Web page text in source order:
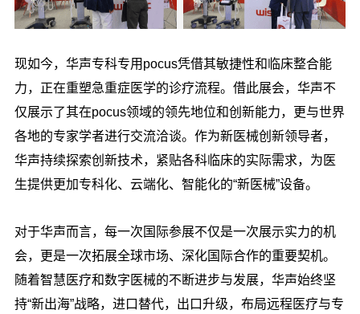
现如今，华声专科专用pocus凭借其敏捷性和临床整合能
力，正在重塑急重症医学的诊疗流程。借此展会，华声不
仅展示了其在pocus领域的领先地位和创新能力，更与世界
各地的专家学者进行交流洽谈。作为新医械创新领导者，
华声持续探索创新技术，紧贴各科临床的实际需求，为医
生提供更加专科化、云端化、智能化的“新医械”设备。
对于华声而言，每一次国际参展不仅是一次展示实力的机
会，更是一次拓展全球市场、深化国际合作的重要契机。
随着智慧医疗和数字医械的不断进步与发展，华声始终坚
持“新出海”战略，进口替代，出口升级，布局远程医疗与专